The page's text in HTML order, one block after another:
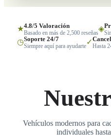
★4.8/5 Valoración
Basado en más de 2,500 reseñas◈
◷Soporte 24/7
Siempre aquí para ayudarte✓Hasta
Vehículos modernos para
individuales